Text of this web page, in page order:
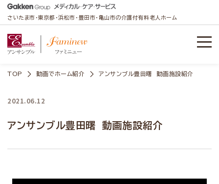
さいたま市・東京都・浜松市・豊田市・亀山市の介護付有料老人ホーム
TOP 動画でホーム紹介 アンサンブル豊田曙 動画施設紹介
2021.06.12
アンサンブル豊田曙 動画施設紹介